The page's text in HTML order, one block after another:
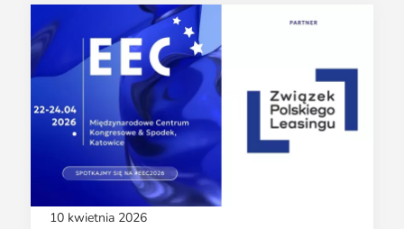
10 kwietnia 2026